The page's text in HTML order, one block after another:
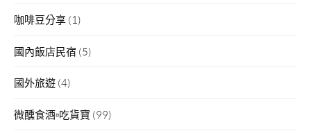
咖啡豆分享 (1)
國內飯店民宿 (5)
國外旅遊 (4)
微醺食酒▫吃貨寶 (99)